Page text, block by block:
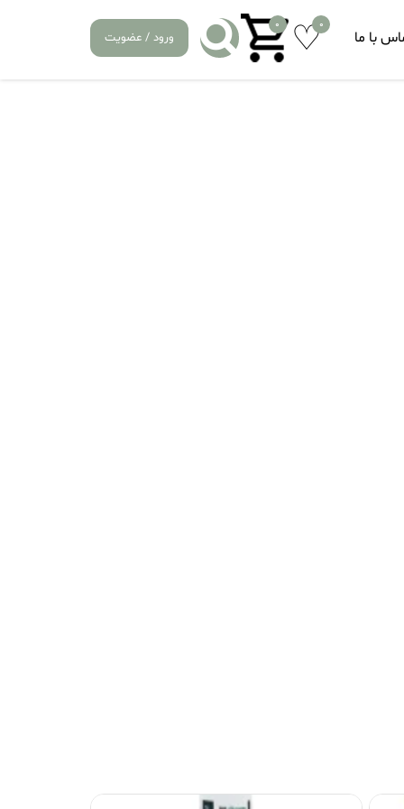
با ما
0
0
ورود / عضویت